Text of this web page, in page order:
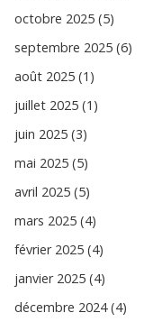
octobre 2025 (5)
septembre 2025 (6)
août 2025 (1)
juillet 2025 (1)
juin 2025 (3)
mai 2025 (5)
avril 2025 (5)
mars 2025 (4)
février 2025 (4)
janvier 2025 (4)
décembre 2024 (4)